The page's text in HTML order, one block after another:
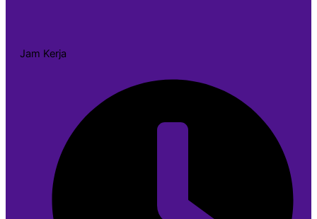
Jam Kerja